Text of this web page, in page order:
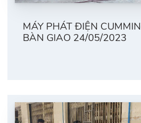
MÁY PHÁT ĐIỆN
BÀN GIAO 24/05/2023